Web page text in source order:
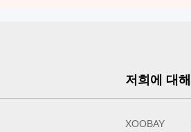
저희에 대해
XOOBAY